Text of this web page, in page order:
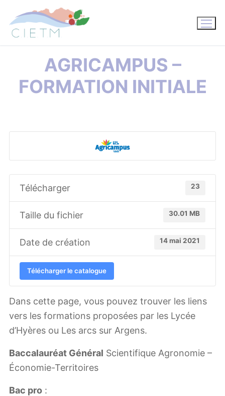
contenu
AGRICAMPUS –
FORMATION INITIALE
Télécharger 23
Taille du fichier 30.01 MB
Date de création 14 mai 2021
Télécharger le catalogue
Dans cette page, vous pouvez trouver les liens
vers les formations proposées par les Lycée
d’Hyères ou Les arcs sur Argens.
Baccalauréat Général Scientifique Agronomie –
Économie-Territoires
Bac pro :